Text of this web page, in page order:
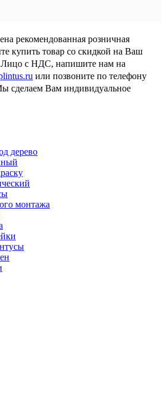
рекомендованная розничная
купить товар со скидкой на Ваш
с НДС, напишите нам на
или позвоните по телефону
сделаем Вам индивидуальное
дерево
монтажа